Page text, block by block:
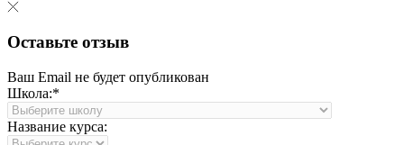
Оставьте отзыв
Ваш Email не будет опубликован
Школа:*
Название курса: